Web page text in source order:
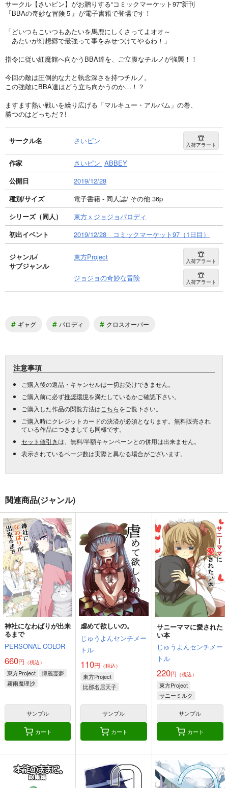
サークル【さいピン】がお贈りする“コミックマーケット97”新刊
『BBAの奇妙な冒険５』が電子書籍で登場です！
「どいつもこいつもあたいを馬鹿にしくさってよオオ～
あたいが幻想郷で最強って事をみせつけてやるわ！」
指令に従い紅魔館へ向かうBBA達を、ご立腹なチルノが強襲！！
今回の敵は圧倒的な力と執念深さを持つチルノ。
この強敵にBBA達はどう立ち向かうのか…！？
ますます熱い戦いを繰り広げる「マルキュー・アルバム」の巻、
勝つのはどっちだ？!
サークル名 さいピン 入荷アラート
作家 さいピン ABBEY
公開日
2019/12/28
種別/サイズ
電子書籍 - 同人誌/ その他 36p
シリーズ（同人）
東方ｘジョジョパロディ
初出イベント
2019/12/28 コミックマーケット97（1日目）
ジャンル/
サブジャンル
東方Project 入荷アラート
ジョジョの奇妙な冒険 入荷アラート
# ギャグ # パロディ # クロスオーバー
注意事項
ご購入後の返品・キャンセルは一切お受けできません。
ご購入前に必ず推奨環境を満たしているかご確認下さい。
ご購入した作品の閲覧方法は こちらをご覧下さい。
ご購入時にクレジットカードの決済が必須となります。無料販売され
ている作品につきましても同様です。
セット値引きは、無料/半額キャンペーンとの併用は出来ません。
表示されているページ数は実際と異なる場合がございます。
関連商品(ジャンル)
神社になわばりが出来
るまで
PERSONAL COLOR
660円 （税込）
東方Project
博麗霊夢
霧雨魔理沙
サンプル
カート
虐めて欲しいの。
じゅうよんセンチメー
トル
110円 （税込）
東方Project
比那名居天子
サンプル
カート
サニーママに愛された
い本
じゅうよんセンチメー
トル
220円 （税込）
東方Project
サニーミルク
サンプル
カート